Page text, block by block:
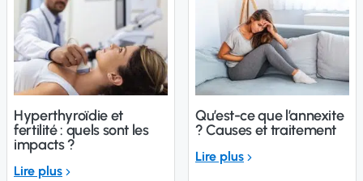
Hyperthyroïdie et
fertilité : quels sont les
impacts ?
Lire plus
Qu’est-ce que l’annexite
? Causes et traitement
Lire plus